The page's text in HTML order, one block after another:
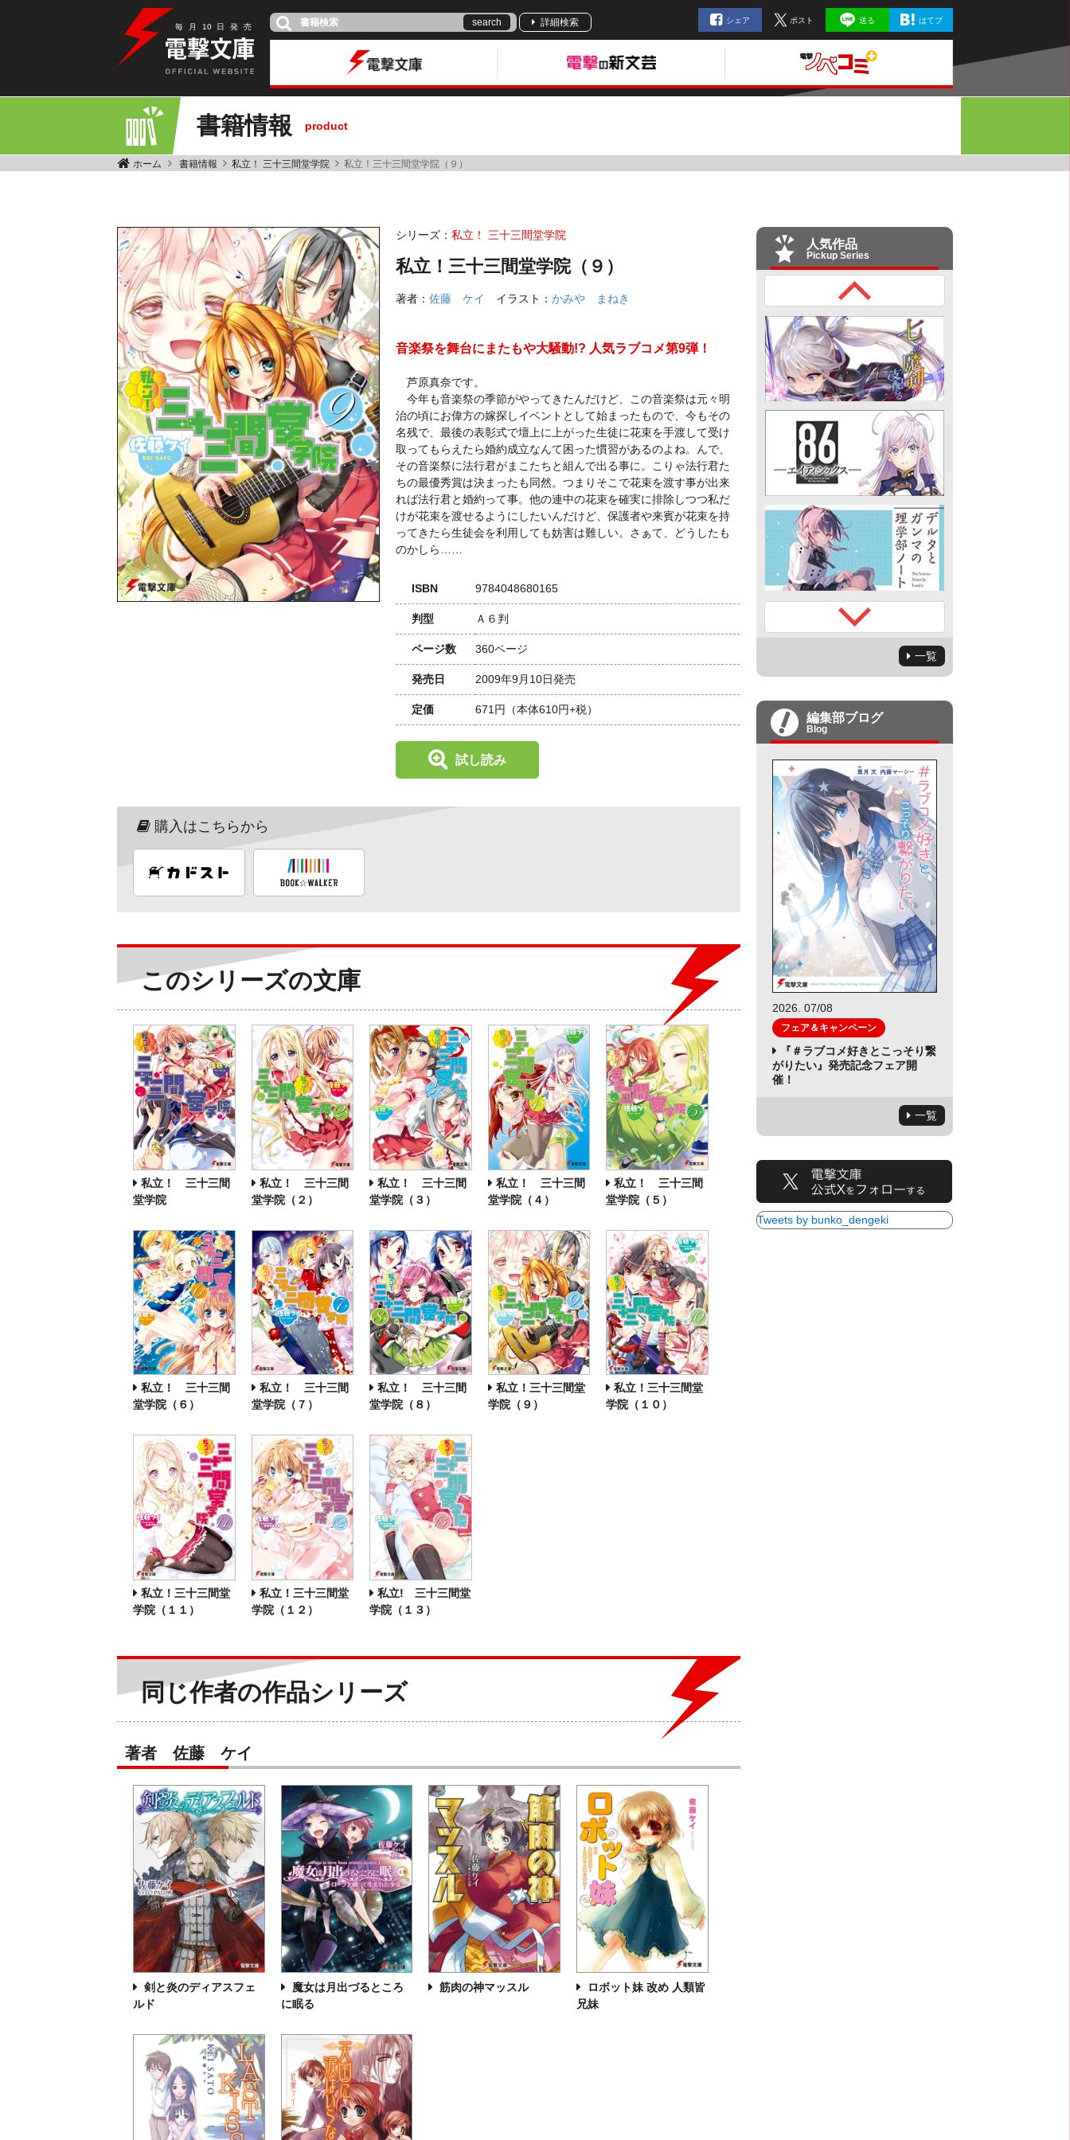
毎 月 10 日 発 売 search 詳細検索 シェア ポスト 送る はてブ
書籍情報 product
ホーム 書籍情報 私立！ 三十三間堂学院 私立！三十三間堂学院（９）
シリーズ： 私立！ 三十三間堂学院
私立！三十三間堂学院（９）
著者： 佐藤 ケイ イラスト： かみや まねき
音楽祭を舞台にまたもや大騒動!? 人気ラブコメ第9弾！
芦原真奈です。
今年も音楽祭の季節がやってきたんだけど、この音楽祭は元々明
治の頃にお偉方の嫁探しイベントとして始まったもので、今もその
名残で、最後の表彰式で壇上に上がった生徒に花束を手渡して受け
取ってもらえたら婚約成立なんて困った慣習があるのよね。んで、
その音楽祭に法行君がまこたちと組んで出る事に。こりゃ法行君た
ちの最優秀賞は決まったも同然。つまりそこで花束を渡す事が出来
れば法行君と婚約って事。他の連中の花束を確実に排除しつつ私だ
けが花束を渡せるようにしたいんだけど、保護者や来賓が花束を持
ってきたら生徒会を利用しても妨害は難しい。さぁて、どうしたも
のかしら……
ISBN 9784048680165
判型 Ａ６判
ページ数 360ページ
発売日 2009年9月10日発売
定価 671円 （本体610円+税）
試し読み
購入はこちらから
このシリーズの文庫
私立！ 三十三間
堂学院
私立！ 三十三間
堂学院（２）
私立！ 三十三間
堂学院（３）
私立！ 三十三間
堂学院（４）
私立！ 三十三間
堂学院（５）
私立！ 三十三間
堂学院（６）
私立！ 三十三間
堂学院（７）
私立！ 三十三間
堂学院（８）
私立！三十三間堂
学院（９）
私立！三十三間堂
学院（１０）
私立！三十三間堂
学院（１１）
私立！三十三間堂
学院（１２）
私立! 三十三間堂
学院（１３）
同じ作者の作品シリーズ
著者 佐藤 ケイ
剣と炎のディアスフェ
ルド
魔女は月出づるところ
に眠る
筋肉の神マッスル
ロボット妹 改め 人類皆
兄妹
人気作品
Pickup Series
一覧
編集部ブログ
Blog
2026. 07/08
フェア＆キャンペーン
『＃ラブコメ好きとこっそり繋
がりたい』発売記念フェア開
催！
一覧
Tweets by bunko_dengeki